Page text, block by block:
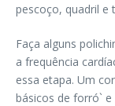
pescoço, quadril e
Faça alguns
a frequência
essa etapa. Um
básicos de forró`